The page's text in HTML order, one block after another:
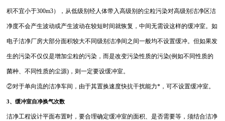
积不宜小于300m3），从低级别经人体带入高级别的尘粒污染对高级别洁净区洁
净度不会产生波动或产生波动在较短时间就恢复，中间无需设这样的缓冲室。如
电子洁净厂房大部分面积较大不同级别洁净间之间一般均不设置缓冲。但如果发
生的污染不仅仅是增加尘粒的污染，而是改变污染性质的污染(例如不同性质的
菌种、不同性质的尘源)，则一定要设缓冲室。
②对于单向流的洁净车间，由于其置换速度快抗干扰能力*，可不设置缓冲室。
3、缓冲室自净换气次数
洁净工程设计平面布置时，要合理确定缓冲室的面积、是否需要等，须结合洁净